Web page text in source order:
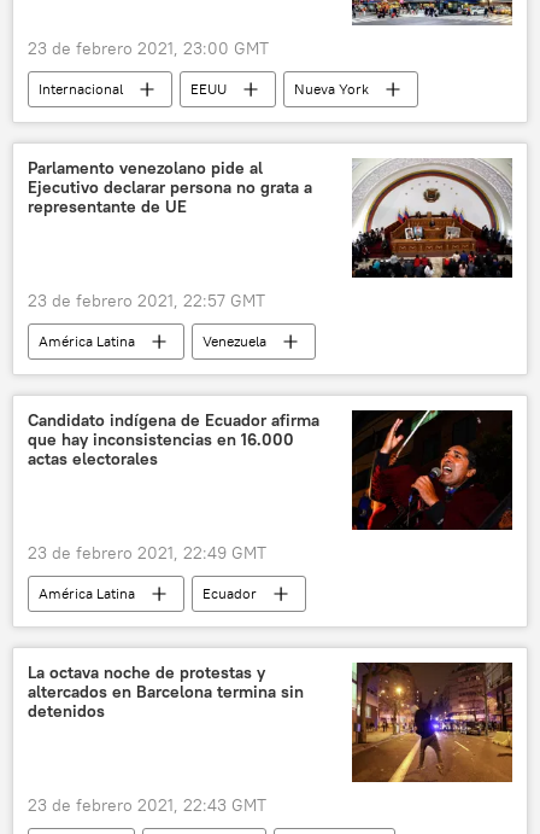
23 de febrero 2021, 23:00 GMT
Internacional EEUU
Nueva York
baloncesto
Parlamento venezolano pide al
Ejecutivo declarar persona no grata a
representante de UE
23 de febrero 2021, 22:57 GMT
América Latina
Venezuela
Asamblea Nacional de Venezuela
Unión Europea (UE)
Candidato indígena de Ecuador afirma
que hay inconsistencias en 16.000
actas electorales
23 de febrero 2021, 22:49 GMT
América Latina
Ecuador
Elecciones presidenciales en Ecuador (2021)
Yaku Pérez
La octava noche de protestas y
altercados en Barcelona termina sin
detenidos
23 de febrero 2021, 22:43 GMT